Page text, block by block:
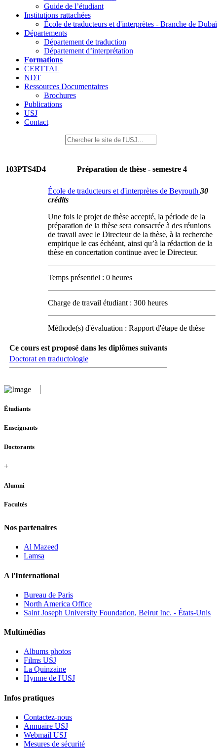
Guide de l’étudiant
Institutions rattachées
École de traducteurs et d'interprètes - Branche de Dubaï
Départements
Département de traduction
Département d’interprétation
Formations
CERTTAL
NDT
Ressources Documentaires
Brochures
Publications
USJ
Contact
103PTS4D4 Préparation de thèse - semestre 4
École de traducteurs et d'interprètes de Beyrouth 30
crédits
Une fois le projet de thèse accepté, la période de la
préparation de la thèse sera consacrée à des réunions
de travail avec le Directeur de la thèse, à la recherche
empirique le cas échéant, ainsi qu’à la rédaction de la
thèse en concertation continue avec le Directeur.
Temps présentiel : 0 heures
Charge de travail étudiant : 300 heures
Méthode(s) d'évaluation : Rapport d'étape de thèse
Ce cours est proposé dans les diplômes suivants
Doctorat en traductologie
Étudiants
Enseignants
Doctorants
+
Alumni
Facultés
Nos partenaires
Al Mazeed
Lamsa
A l'International
Bureau de Paris
North America Office
Saint Joseph University Foundation, Beirut Inc. - États-Unis
Multimédias
Albums photos
Films USJ
La Quinzaine
Hymne de l'USJ
Infos pratiques
Contactez-nous
Annuaire USJ
Webmail USJ
Mesures de sécurité